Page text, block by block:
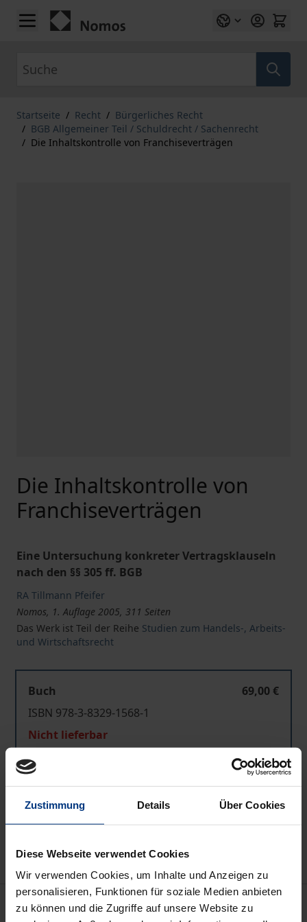
Zustimmung Details Über Cookies
Diese Webseite verwendet Cookies
Wir verwenden Cookies, um Inhalte und Anzeigen zu
personalisieren, Funktionen für soziale Medien anbieten
zu können und die Zugriffe auf unsere Website zu
Zum Inhalt springen
Startseite / Recht / Bürgerliches Recht
/ BGB Allgemeiner Teil / Schuldrecht / Sachenrecht
/ Die Inhaltskontrolle von Franchiseverträgen
Die Inhaltskontrolle von
Franchiseverträgen
Eine Untersuchung konkreter Vertragsklauseln
nach den §§ 305 ff. BGB
RA Tillmann Pfeifer
Nomos, 1. Auflage 2005, 311 Seiten
Das Werk ist Teil der Reihe Studien zum Handels-, Arbeits-
und Wirtschaftsrecht
Buch
69,00 €
ISBN 978-3-8329-1568-1
Nicht lieferbar
In den Warenkorb
Zur Wunschliste hinzufügen
Beschreibung